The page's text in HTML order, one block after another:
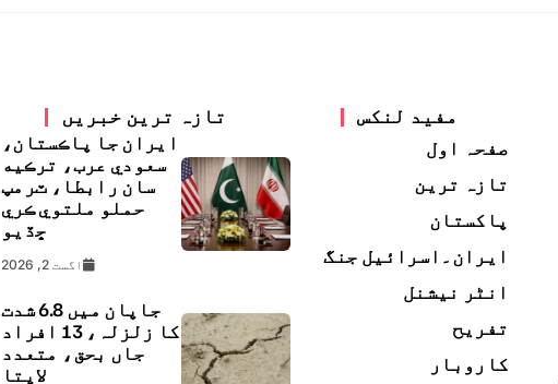
مفید لنکس
صفحہ اول
تازہ ترین
پاکستان
ایران۔اسرائیل جنگ
انٹر نیشنل
تفریح
کاروبار
تازہ ترین خبریں
ايران جا پاڪستان،
سعودي عرب، ترڪيه
سان رابطا، ٽرمپ
حملو ملتوي ڪري
ڇڏيو
اگست 2, 2026
جاپان میں 6.8 شدت
کا زلزلہ، 13 افراد
جاں بحق، متعدد
لاپتا